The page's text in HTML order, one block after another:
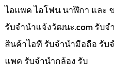
ไอแพค ไอโฟน นาฬิกา และ
รับจํานําแจ้งวัฒนะ.com รับจ
สินค้าไอที รับจำนำมือถือ รับ
แพค รับจำนำกล้อง รับ